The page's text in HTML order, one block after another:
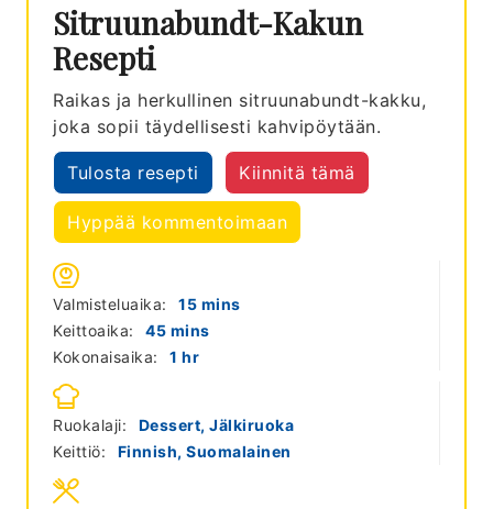
Sitruunabundt-Kakun
Resepti
Raikas ja herkullinen sitruunabundt-kakku,
joka sopii täydellisesti kahvipöytään.
Tulosta resepti Kiinnitä tämä
Hyppää kommentoimaan
Valmisteluaika: 15minutes
mins
Keittoaika:
45minutes
mins
Kokonaisaika:
1 hour
hr
Ruokalaji:
Dessert, Jälkiruoka
Keittiö:
Finnish, Suomalainen